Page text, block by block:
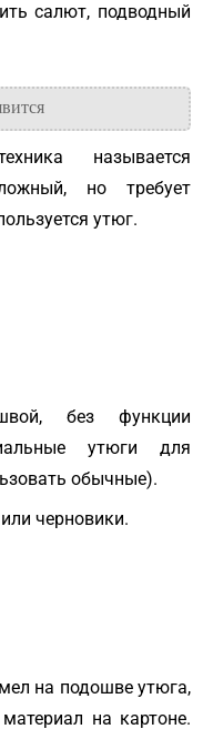
салют, подводный
называется
но требует
утюг.
без функции
утюги для
обычные).
черновики.
на подошве утюга,
на картоне.